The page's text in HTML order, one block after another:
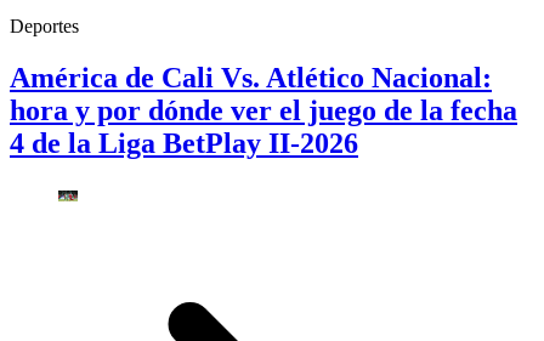
Deportes
América de Cali Vs. Atlético Nacional:
hora y por dónde ver el juego de la fecha
4 de la Liga BetPlay II-2026